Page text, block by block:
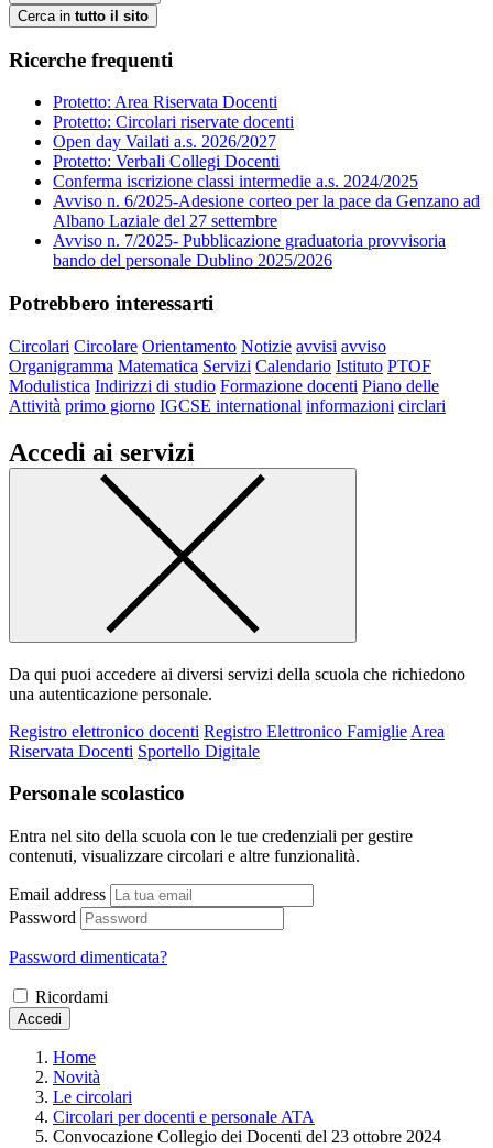
Cerca in tutto il sito
Ricerche frequenti
Protetto: Area Riservata Docenti
Protetto: Circolari riservate docenti
Open day Vailati a.s. 2026/2027
Protetto: Verbali Collegi Docenti
Conferma iscrizione classi intermedie a.s. 2024/2025
Avviso n. 6/2025-Adesione corteo per la pace da Genzano ad
Albano Laziale del 27 settembre
Avviso n. 7/2025- Pubblicazione graduatoria provvisoria
bando del personale Dublino 2025/2026
Potrebbero interessarti
Circolari Circolare Orientamento Notizie avvisi avviso
Organigramma Matematica Servizi Calendario Istituto PTOF
Modulistica Indirizzi di studio Formazione docenti Piano delle
Attività primo giorno IGCSE international informazioni circlari
Accedi ai servizi
Da qui puoi accedere ai diversi servizi della scuola che richiedono
una autenticazione personale.
Registro elettronico docenti Registro Elettronico Famiglie Area
Riservata Docenti Sportello Digitale
Personale scolastico
Entra nel sito della scuola con le tue credenziali per gestire
contenuti, visualizzare circolari e altre funzionalità.
Email address
Password
Password dimenticata?
Ricordami
Accedi
Home
Novità
Le circolari
Circolari per docenti e personale ATA
Convocazione Collegio dei Docenti del 23 ottobre 2024